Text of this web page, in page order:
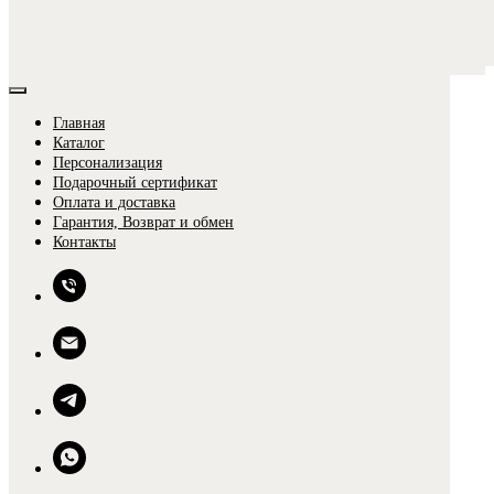
Главная
Каталог
Персонализация
Подарочный сертификат
Оплата и доставка
Гарантия, Возврат и обмен
Контакты